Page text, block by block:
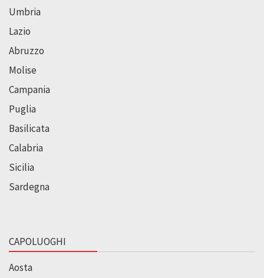
Umbria
Lazio
Abruzzo
Molise
Campania
Puglia
Basilicata
Calabria
Sicilia
Sardegna
CAPOLUOGHI
Aosta